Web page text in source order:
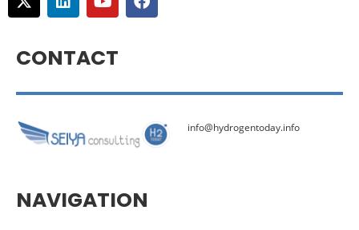
CONTACT
info@hydrogentoday.info
NAVIGATION